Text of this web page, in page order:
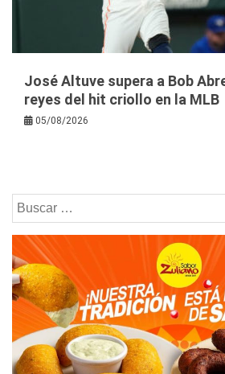
José Altuve supera a Bob
reyes del hit criollo en la MLB
05/08/2026
Buscar: